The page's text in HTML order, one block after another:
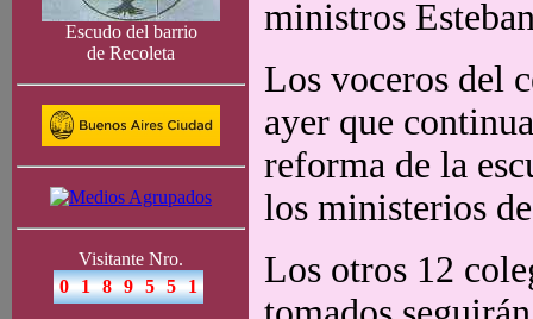
Escudo del barrio
de Recoleta
Visitante Nro.
ministros
Los voceros del
ayer que
reforma de la
los ministerios
Los otros 12